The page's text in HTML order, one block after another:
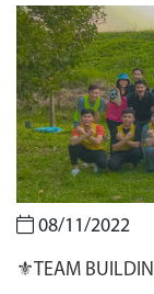
08/11/2022
⚜️TEAM